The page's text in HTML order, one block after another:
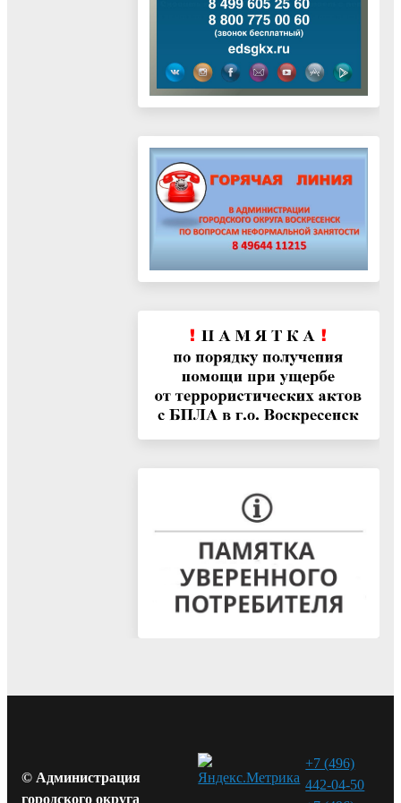
© Администрация
городского округа
+7 (496)
442-04-50